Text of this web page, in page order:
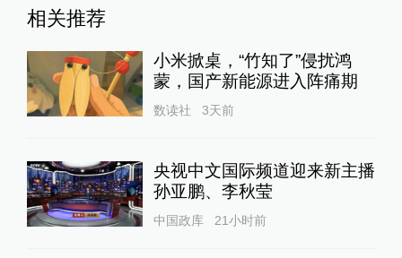
相关推荐
小米掀桌，“竹知了”侵扰鸿
蒙，国产新能源进入阵痛期
数读社 3天前
央视中文国际频道迎来新主播
孙亚鹏、李秋莹
中国政库 21小时前